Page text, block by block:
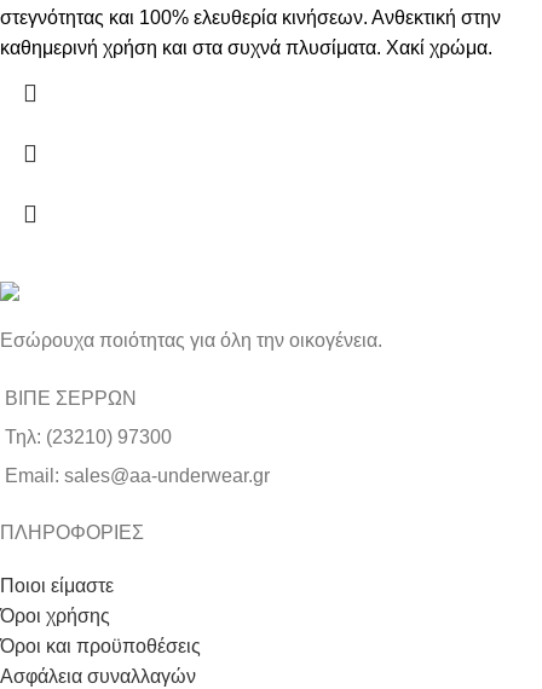
στεγνότητας και 100% ελευθερία κινήσεων. Ανθεκτική στην
καθημερινή χρήση και στα συχνά πλυσίματα. Χακί χρώμα.
Εσώρουχα ποιότητας για όλη την οικογένεια.
ΒΙΠΕ ΣΕΡΡΩΝ
Τηλ: (23210) 97300
Email: sales@aa-underwear.gr
ΠΛΗΡΟΦΟΡΙΕΣ
Ποιοι είμαστε
Όροι χρήσης
Όροι και προϋποθέσεις
Ασφάλεια συναλλαγών